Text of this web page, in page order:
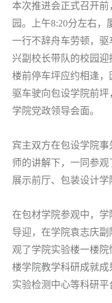
本次推进会正式召开
园。上午8:20分左右
一行不辞舟车劳顿，
兴副校长带队的校园
楼前停车坪应约相逢
驱车驶向包设学院前
学院党政领导会面。
宾主双方在包设学院
师的讲解下，一同参
展示前厅、包装设计学
在包材学院参观中，
导迎，在学院袁志庆
观了学院实验楼一楼
楼学院教学科研成就
实验检测中心等科研平